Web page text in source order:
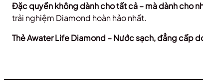
Đặc quyền không dành cho tất cả – mà dành cho
trải nghiệm Diamond hoàn hảo nhất.
Thẻ Awater Life Diamond – Nước sạch, đẳng cấp